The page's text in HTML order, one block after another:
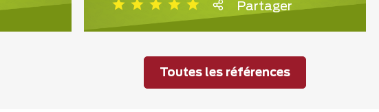
Partager
Toutes les références